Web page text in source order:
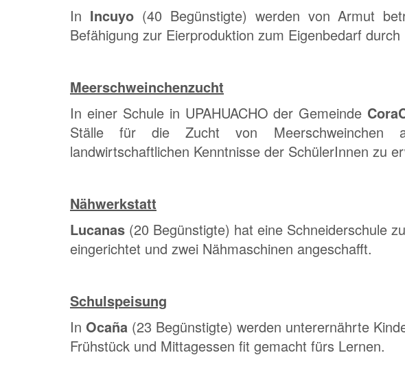
In Incuyo (40 Begünstigte) werden von Armut
Befähigung zur Eierproduktion zum Eigenbedarf
Meerschweinchenzucht
In einer Schule in UPAHUACHO der Gemeinde
Ställe für die Zucht von Meerschweinchen
landwirtschaftlichen Kenntnisse der SchülerInnen zu
Nähwerkstatt
Lucanas (20 Begünstigte) hat eine Schneiderschule
eingerichtet und zwei Nähmaschinen angeschafft.
Schulspeisung
In Ocaña (23 Begünstigte) werden unterernährte
Frühstück und Mittagessen fit gemacht fürs Lernen.